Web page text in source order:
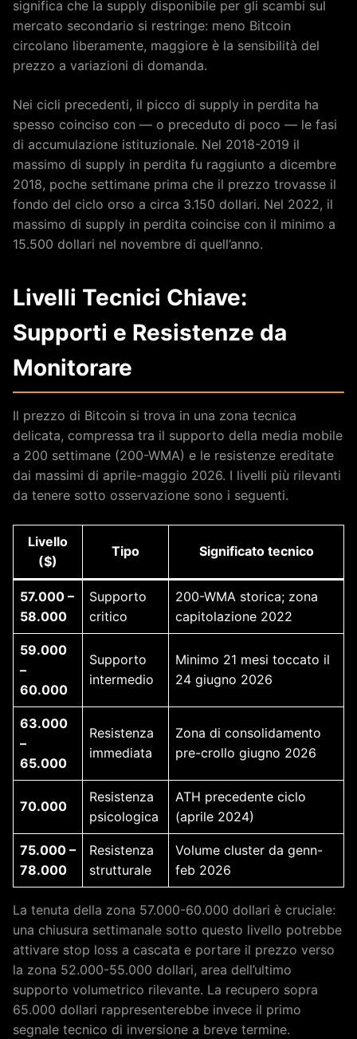
significa che la supply disponibile per gli scambi sul
mercato secondario si restringe: meno Bitcoin
circolano liberamente, maggiore è la sensibilità del
prezzo a variazioni di domanda.
Nei cicli precedenti, il picco di supply in perdita ha
spesso coinciso con — o preceduto di poco — le fasi
di accumulazione istituzionale. Nel 2018-2019 il
massimo di supply in perdita fu raggiunto a dicembre
2018, poche settimane prima che il prezzo trovasse il
fondo del ciclo orso a circa 3.150 dollari. Nel 2022, il
massimo di supply in perdita coincise con il minimo a
15.500 dollari nel novembre di quell’anno.
Livelli Tecnici Chiave:
Supporti e Resistenze da
Monitorare
Il prezzo di Bitcoin si trova in una zona tecnica
delicata, compressa tra il supporto della media mobile
a 200 settimane (200-WMA) e le resistenze ereditate
dai massimi di aprile-maggio 2026. I livelli più rilevanti
da tenere sotto osservazione sono i seguenti.
Livello
($)
Tipo Significato tecnico
57.000 –
58.000
Supporto
critico
200-WMA storica; zona
capitolazione 2022
59.000
–
60.000
Supporto
intermedio
Minimo 21 mesi toccato il
24 giugno 2026
63.000
–
65.000
Resistenza
immediata
Zona di consolidamento
pre-crollo giugno 2026
70.000
Resistenza
psicologica
ATH precedente ciclo
(aprile 2024)
75.000 –
78.000
Resistenza
strutturale
Volume cluster da genn-
feb 2026
La tenuta della zona 57.000-60.000 dollari è cruciale:
una chiusura settimanale sotto questo livello potrebbe
attivare stop loss a cascata e portare il prezzo verso
la zona 52.000-55.000 dollari, area dell’ultimo
supporto volumetrico rilevante. La recupero sopra
65.000 dollari rappresenterebbe invece il primo
segnale tecnico di inversione a breve termine.